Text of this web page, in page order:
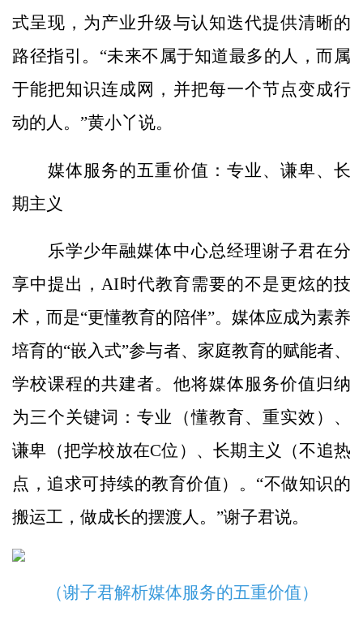
式呈现，为产业升级与认知迭代提供清晰的
路径指引。“未来不属于知道最多的人，而属
于能把知识连成网，并把每一个节点变成行
动的人。”黄小丫说。
媒体服务的五重价值：专业、谦卑、长
期主义
乐学少年融媒体中心总经理谢子君在分
享中提出，AI时代教育需要的不是更炫的技
术，而是“更懂教育的陪伴”。媒体应成为素养
培育的“嵌入式”参与者、家庭教育的赋能者、
学校课程的共建者。他将媒体服务价值归纳
为三个关键词：专业（懂教育、重实效）、
谦卑（把学校放在C位）、长期主义（不追热
点，追求可持续的教育价值）。“不做知识的
搬运工，做成长的摆渡人。”谢子君说。
（谢子君解析媒体服务的五重价值）